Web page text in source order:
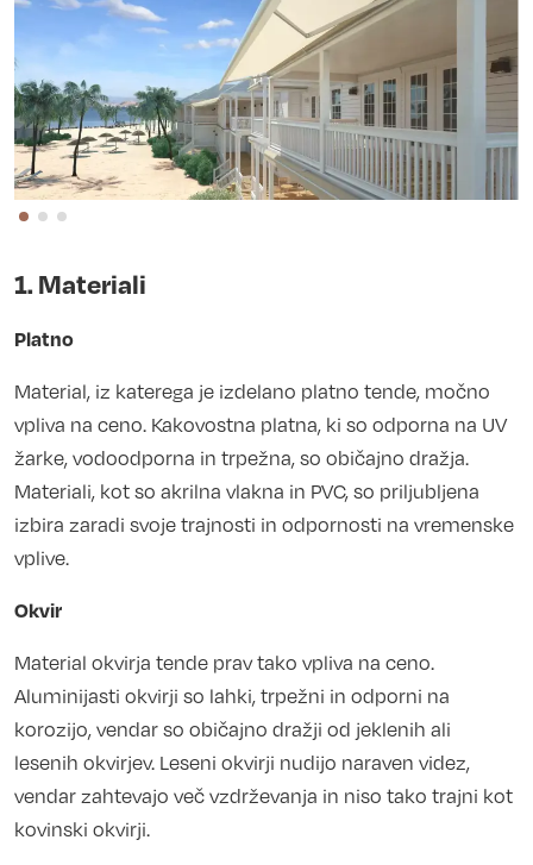
1. Materiali
Platno
Material, iz katerega je izdelano platno tende, močno
vpliva na ceno. Kakovostna platna, ki so odporna na UV
žarke, vodoodporna in trpežna, so običajno dražja.
Materiali, kot so akrilna vlakna in PVC, so priljubljena
izbira zaradi svoje trajnosti in odpornosti na vremenske
vplive.
Okvir
Material okvirja tende prav tako vpliva na ceno.
Aluminijasti okvirji so lahki, trpežni in odporni na
korozijo, vendar so običajno dražji od jeklenih ali
lesenih okvirjev. Leseni okvirji nudijo naraven videz,
vendar zahtevajo več vzdrževanja in niso tako trajni kot
kovinski okvirji.